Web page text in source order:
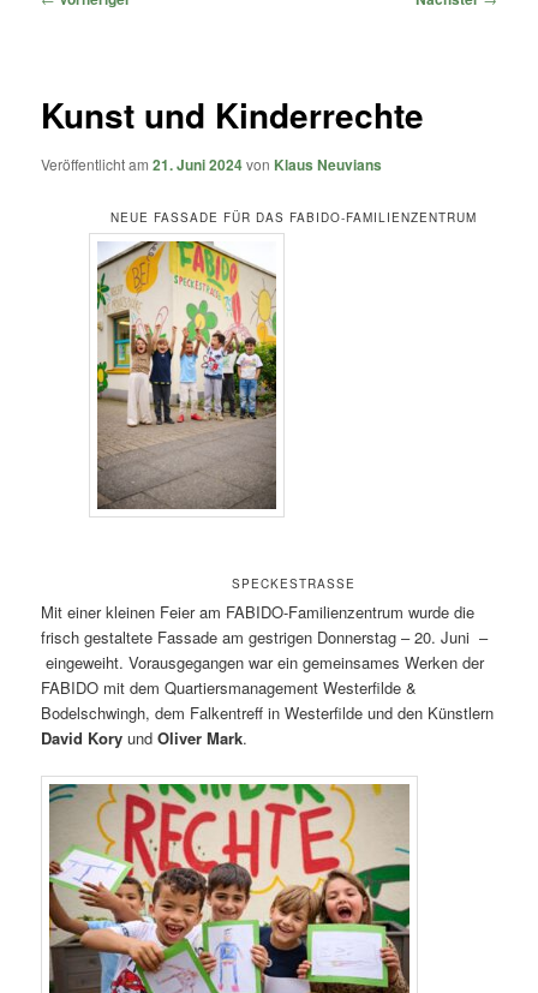
Kunst und Kinderrechte
Veröffentlicht am21. Juni 2024von Klaus Neuvians
NEUE FASSADE FÜR DAS FABIDO-FAMILIENZENTRUM
SPECKESTRASSE
Mit einer kleinen Feier am FABIDO-Familienzentrum wurde die
frisch gestaltete Fassade am gestrigen Donnerstag – 20. Juni –
eingeweiht. Vorausgegangen war ein gemeinsames Werken der
FABIDO mit dem Quartiersmanagement Westerfilde &
Bodelschwingh, dem Falkentreff in Westerfilde und den Künstlern
David Kory undOliver Mark.